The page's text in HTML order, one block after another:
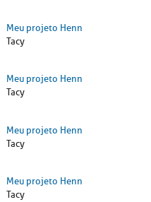
Meu projeto Henn
Tacy
Meu projeto Henn
Tacy
Meu projeto Henn
Tacy
Meu projeto Henn
Tacy